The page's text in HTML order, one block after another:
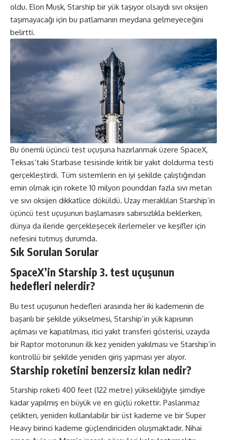
oldu. Elon Musk, Starship bir yük taşıyor olsaydı sıvı oksijen
taşımayacağı için bu patlamanın meydana gelmeyeceğini
belirtti.
Bu önemli üçüncü test uçuşuna hazırlanmak üzere SpaceX,
Teksas’taki Starbase tesisinde kritik bir yakıt doldurma testi
gerçekleştirdi. Tüm sistemlerin en iyi şekilde çalıştığından
emin olmak için rokete 10 milyon pounddan fazla sıvı metan
ve sıvı oksijen dikkatlice döküldü. Uzay meraklıları Starship’in
üçüncü test uçuşunun başlamasını sabırsızlıkla beklerken,
dünya da ileride gerçekleşecek ilerlemeler ve keşifler için
nefesini tutmuş durumda.
Sık Sorulan Sorular
SpaceX’in Starship 3. test uçuşunun
hedefleri nelerdir?
Bu test uçuşunun hedefleri arasında her iki kademenin de
başarılı bir şekilde yükselmesi, Starship’in yük kapısının
açılması ve kapatılması, itici yakıt transferi gösterisi, uzayda
bir Raptor motorunun ilk kez yeniden yakılması ve Starship’in
kontrollü bir şekilde yeniden giriş yapması yer alıyor.
Starship roketini benzersiz kılan nedir?
Starship roketi 400 feet (122 metre) yüksekliğiyle şimdiye
kadar yapılmış en büyük ve en güçlü rokettir. Paslanmaz
çelikten, yeniden kullanılabilir bir üst kademe ve bir Super
Heavy birinci kademe güçlendiriciden oluşmaktadır. Nihai